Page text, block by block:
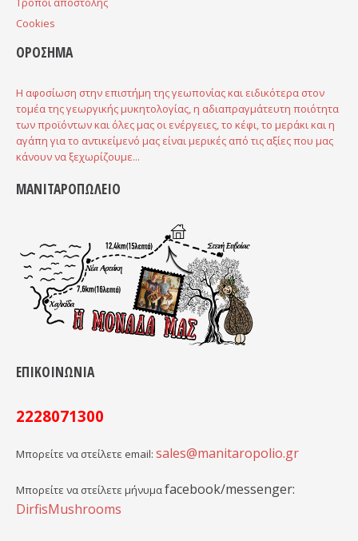
Cookies
ΟΡΟΣΗΜΑ
Η αφοσίωση στην επιστήμη της γεωπονίας και ειδικότερα στον
τομέα της γεωργικής μυκητολογίας, η αδιαπραγμάτευτη ποιότητα
των προϊόντων και όλες μας οι ενέργειες, το κέφι, το μεράκι και η
αγάπη για το αντικείμενό μας είναι μερικές από τις αξίες που μας
κάνουν να ξεχωρίζουμε...
ΜΑΝΙΤΑΡΟΠΩΛΕΙΟ
ΕΠΙΚΟΙΝΩΝΙΑ
2228071300
Μπορείτε να στείλετε email: sales@manitaropolio.gr
Μπορείτε να στείλετε μήνυμαfacebook/messenger:
DirfisMushrooms